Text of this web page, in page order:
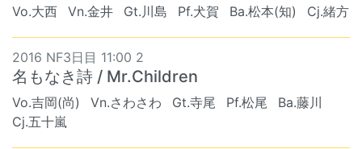
Vo.大西 Vn.金井 Gt.川島 Pf.犬賀 Ba.松本(知) Cj.緒方
2016 NF3日目 11:00 2
名もなき詩 / Mr.Children
Vo.吉岡(尚) Vn.さわさわ Gt.寺尾 Pf.松尾
Ba.藤川
Cj.五十嵐